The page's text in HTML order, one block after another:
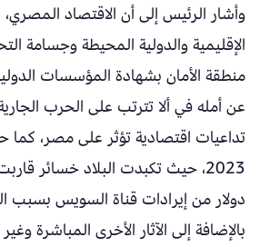
وأشار الرئيس إلى أن الاقتصاد
الإقليمية والدولية المحيطة وجسامة
منطقة الأمان بشهادة المؤسسات
عن أمله في ألا تترتب على الحرب
تداعيات اقتصادية تؤثر على مصر، كما
2023، حيث تكبدت البلاد خسائر
دولار من إيرادات قناة السويس بسبب
بالإضافة إلى الآثار الأخرى المباشرة